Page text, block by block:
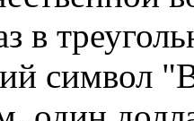
в
символ